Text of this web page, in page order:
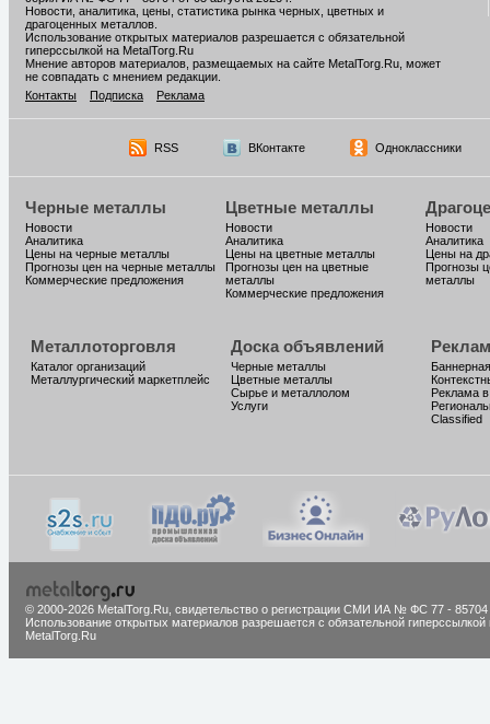
Новости, аналитика, цены, статистика рынка черных, цветных и
драгоценных металлов.
Использование открытых материалов разрешается с обязательной
гиперссылкой на MetalTorg.Ru
Мнение авторов материалов, размещаемых на сайте MetalTorg.Ru, может
не совпадать с мнением редакции.
Контакты
Подписка Реклама
RSS ВКонтакте Одноклассники
Черные металлы
Новости
Аналитика
Цены на черные металлы
Прогнозы цен на черные металлы
Коммерческие предложения
Цветные металлы
Новости
Аналитика
Цены на цветные металлы
Прогнозы цен на цветные
металлы
Коммерческие предложения
Новости
Аналитика
Цены на
Прогнозы
металлы
Металлоторговля
Каталог организаций
Металлургический маркетплейс
Доска объявлений
Черные металлы
Цветные металлы
Сырье и металлолом
Услуги
Реклама
Classified
© 2000-2026 MetalTorg.Ru, cвидетельство о регистрации СМИ ИА № ФС 77 - 85704
Использование открытых материалов разрешается с обязательной гиперссылкой
MetalTorg.Ru